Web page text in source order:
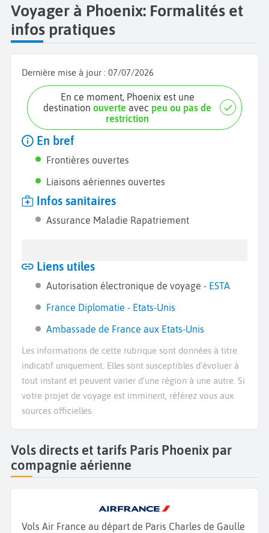
Voyager à Phoenix: Formalités et
infos pratiques
Dernière mise à jour : 07/07/2026
En ce moment, Phoenix est une
destinationouverte avec peu ou pas de
restriction
En bref
Frontières ouvertes
Liaisons aériennes ouvertes
Infos sanitaires
Assurance Maladie Rapatriement
Liens utiles
Autorisation électronique de voyage - ESTA
France Diplomatie - Etats-Unis
Ambassade de France aux Etats-Unis
Les informations de cette rubrique sont données à titre
indicatif uniquement. Elles sont susceptibles d’évoluer à
tout instant et peuvent varier d’une région à une autre. Si
votre projet de voyage est imminent, référez vous aux
sources officielles.
Vols directs et tarifs Paris Phoenix par
compagnie aérienne
Vols Air France au départ de Paris Charles de Gaulle